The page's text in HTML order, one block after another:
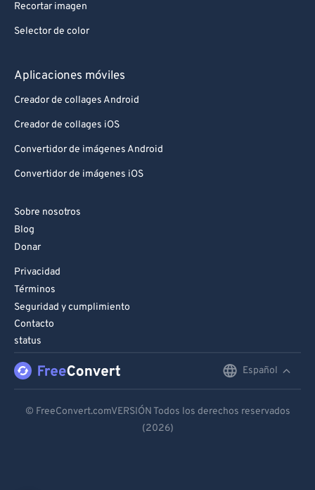
Recortar imagen
Selector de color
Aplicaciones móviles
Creador de collages Android
Creador de collages iOS
Convertidor de imágenes Android
Convertidor de imágenes iOS
Sobre nosotros
Blog
Donar
Privacidad
Términos
Seguridad y cumplimiento
Contacto
status
Español
Español
© FreeConvert.comVERSIÓN Todos los derechos reservados
(2026)